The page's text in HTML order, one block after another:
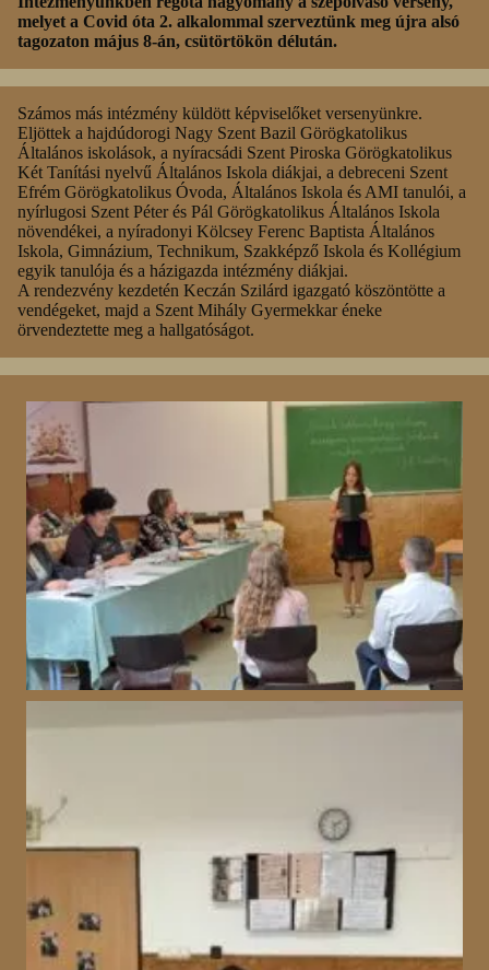
melyet a Covid óta 2. alkalommal szerveztünk meg újra alsó
tagozaton május 8-án, csütörtökön délután.
Számos más intézmény küldött képviselőket versenyünkre.
Eljöttek a hajdúdorogi Nagy Szent Bazil Görögkatolikus
Általános iskolások, a nyíracsádi Szent Piroska Görögkatolikus
Két Tanítási nyelvű Általános Iskola diákjai, a debreceni Szent
Efrém Görögkatolikus Óvoda, Általános Iskola és AMI tanulói, a
nyírlugosi Szent Péter és Pál Görögkatolikus Általános Iskola
növendékei, a nyíradonyi Kölcsey Ferenc Baptista Általános
Iskola, Gimnázium, Technikum, Szakképző Iskola és Kollégium
egyik tanulója és a házigazda intézmény diákjai.
A rendezvény kezdetén Keczán Szilárd igazgató köszöntötte a
vendégeket, majd a Szent Mihály Gyermekkar éneke
örvendeztette meg a hallgatóságot.